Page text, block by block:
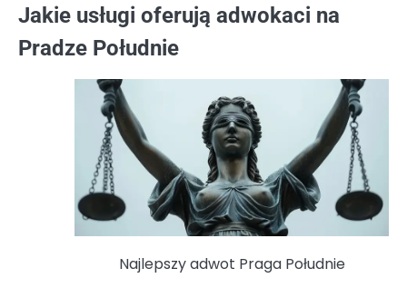
Jakie usługi oferują adwokaci na
Pradze Południe
Najlepszy adwot Praga Południe